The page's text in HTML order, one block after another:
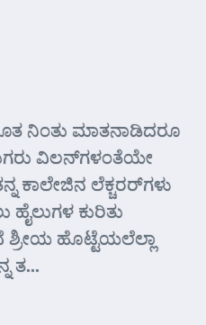
ನಿಂತು ಮಾತನಾಡಿದರೂ
ವಿಲನ್‌ಗಳಂತೆಯೇ
ಕಾಲೇಜಿನ ಲೆಕ್ಚರರ್‌ಗಳು
ಹೈಲುಗಳ ಕುರಿತು
ಶ್ರೀಯ ಹೊಟ್ಟೆಯಲೆಲ್ಲಾ
ತ...